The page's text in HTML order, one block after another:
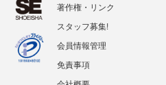
著作権・リンク
スタッフ募集!
会員情報管理
免責事項